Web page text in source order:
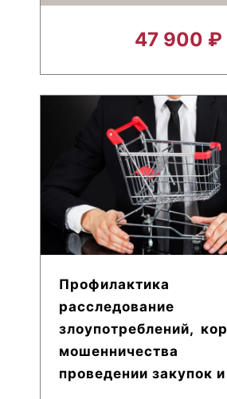
47 900 ₽
расследование
злоупотреблений,
проведении закупок